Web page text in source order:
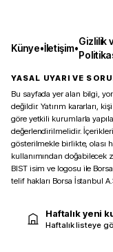
Künye•İletişim•
Gizlilik
YASAL UYARI VE
Bu sayfada yer alan bilgi,
değildir. Yatırım kararları,
göre yetkili kurumlarla
değerlendirilmelidir.
gösterilmekle birlikte, olası
kullanımından doğabilecek
BIST isim ve logosu ile
telif hakları Borsa İstanbul
Haftalık yeni
Haftalık listeye